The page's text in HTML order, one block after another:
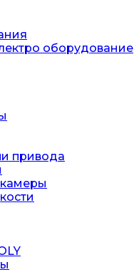
оборудование
привода